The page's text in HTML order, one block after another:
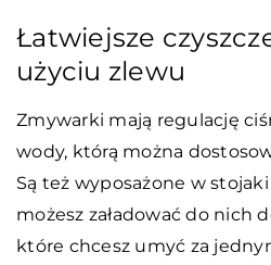
Łatwiejsze
użyciu zlewu
Zmywarki mają regulację
wody, którą można
Są też wyposażone w
możesz załadować do nich
które chcesz umyć za